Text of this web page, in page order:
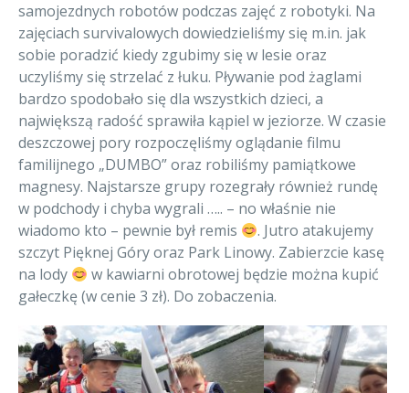
samojezdnych robotów podczas zajęć z robotyki. Na
zajęciach survivalowych dowiedzieliśmy się m.in. jak
sobie poradzić kiedy zgubimy się w lesie oraz
uczyliśmy się strzelać z łuku. Pływanie pod żaglami
bardzo spodobało się dla wszystkich dzieci, a
największą radość sprawiła kąpiel w jeziorze. W czasie
deszczowej pory rozpoczęliśmy oglądanie filmu
familijnego „DUMBO” oraz robiliśmy pamiątkowe
magnesy. Najstarsze grupy rozegrały również rundę
w podchody i chyba wygrali ….. – no właśnie nie
wiadomo kto – pewnie był remis
. Jutro atakujemy
szczyt Pięknej Góry oraz Park Linowy. Zabierzcie kasę
na lody
w kawiarni obrotowej będzie można kupić
gałeczkę (w cenie 3 zł). Do zobaczenia.